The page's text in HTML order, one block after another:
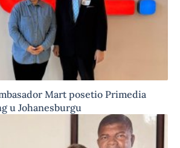
Mart posetio Primedia
u Johanesburgu